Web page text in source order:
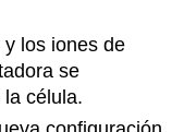
los iones de
se
célula.